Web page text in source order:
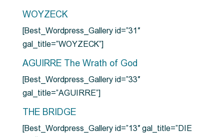
WOYZECK
[Best_Wordpress_Gallery id=”31″
gal_title=”WOYZECK”]
AGUIRRE The Wrath of God
[Best_Wordpress_Gallery id=”33″
gal_title=”AGUIRRE”]
THE BRIDGE
[Best_Wordpress_Gallery id=”13″ gal_title=”DIE